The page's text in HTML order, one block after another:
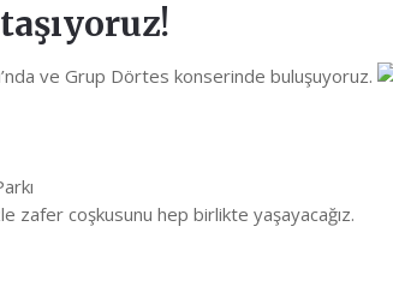
ve Grup Dörtes konserinde buluşuyoruz.
zafer coşkusunu hep birlikte yaşayacağız.